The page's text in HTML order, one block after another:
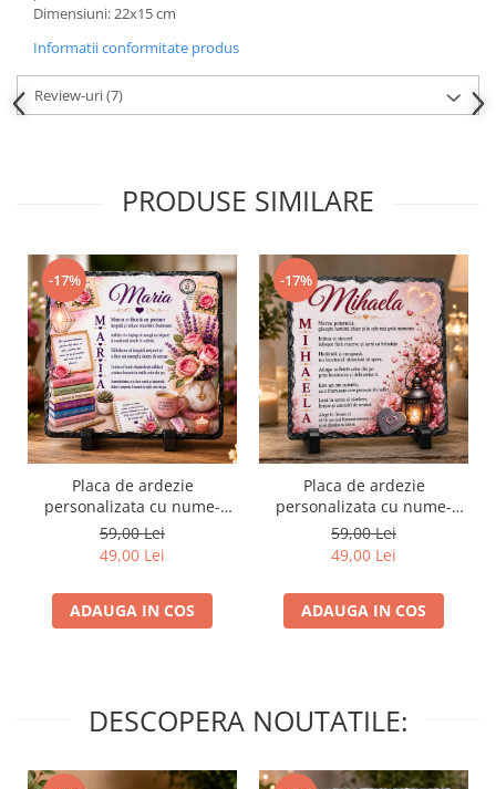
Dimensiuni: 22x15 cm
Informatii conformitate produs
Review-uri(7)
PRODUSE SIMILARE
-17%
Placa de ardezie
personalizata cu nume-
Maria
59,00 Lei
49,00 Lei
ADAUGA IN COS
-17%
Placa de ardezie
personalizata cu nume-
Mihaela
59,00 Lei
49,00 Lei
ADAUGA IN COS
DESCOPERA NOUTATILE: